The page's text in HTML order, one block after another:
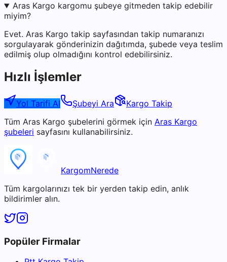
Aras Kargo kargomu şubeye gitmeden takip edebilir
miyim?
Evet. Aras Kargo takip sayfasından takip numaranızı
sorgulayarak gönderinizin dağıtımda, şubede veya teslim
edilmiş olup olmadığını kontrol edebilirsiniz.
Hızlı İşlemler
Yol Tarifi Al Şubeyi Ara
Kargo Takip
Tüm Aras Kargo şubelerini görmek için Aras Kargo
şubeleri sayfasını kullanabilirsiniz.
KargomNerede
Tüm kargolarınızı tek bir yerden takip edin, anlık
bildirimler alın.
Popüler Firmalar